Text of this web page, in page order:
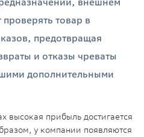
внешнем
проверять товар в
предотвращая
и отказы чреваты
дополнительными
прибыль достигается
у компании появляются